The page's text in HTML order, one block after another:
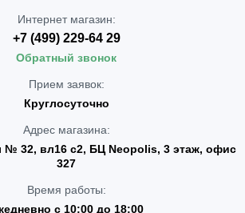
Интернет магазин:
+7 (499) 229-64 29
Обратный звонок
Прием заявок:
Круглосуточно
Адрес магазина:
№ 32, вл16 с2, БЦ Neopolis, 3 этаж, офис
327
Время работы:
с 10:00 до 18:00